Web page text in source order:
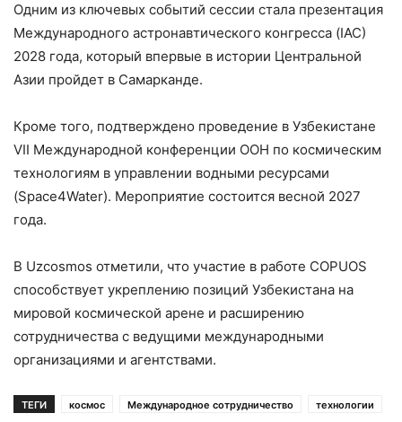
Одним из ключевых событий сессии стала презентация
Международного астронавтического конгресса (IAC)
2028 года, который впервые в истории Центральной
Азии пройдет в Самарканде.
Кроме того, подтверждено проведение в Узбекистане
VII Международной конференции ООН по космическим
технологиям в управлении водными ресурсами
(Space4Water). Мероприятие состоится весной 2027
года.
В Uzcosmos отметили, что участие в работе COPUOS
способствует укреплению позиций Узбекистана на
мировой космической арене и расширению
сотрудничества с ведущими международными
организациями и агентствами.
ТЕГИ космос Международное сотрудничество технологии